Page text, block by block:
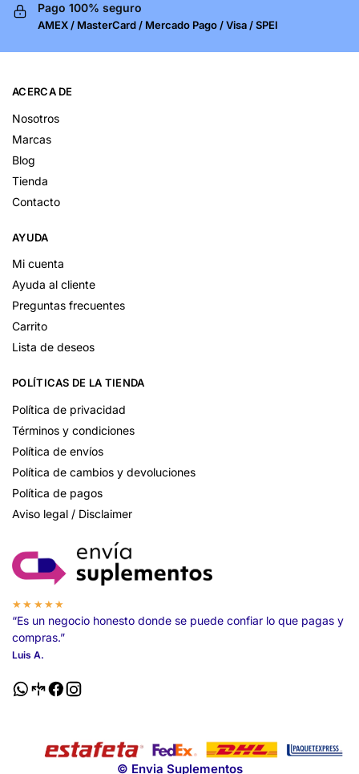
Pago 100% seguro
AMEX / MasterCard / Mercado Pago / Visa / SPEI
ACERCA DE
Nosotros
Marcas
Blog
Tienda
Contacto
AYUDA
Mi cuenta
Ayuda al cliente
Preguntas frecuentes
Carrito
Lista de deseos
POLÍTICAS DE LA TIENDA
Política de privacidad
Términos y condiciones
Política de envíos
Política de cambios y devoluciones
Política de pagos
Aviso legal / Disclaimer
★★★★★
“Es un negocio honesto donde se puede confiar lo que pagas y
compras.”
Luis A.
© Envia Suplementos